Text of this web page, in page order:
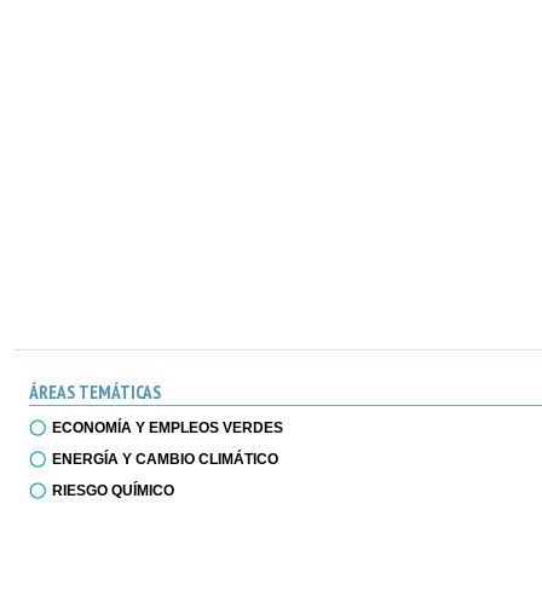
ÁREAS TEMÁTICAS
ECONOMÍA Y EMPLEOS VERDES
ENERGÍA Y CAMBIO CLIMÁTICO
RIESGO QUÍMICO